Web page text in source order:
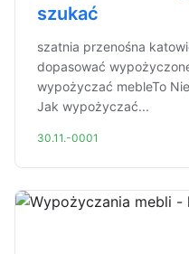
szukać
szatnia przenośna
dopasować
wypożyczać mebleTo
Jak wypożyczać...
30.11.-0001